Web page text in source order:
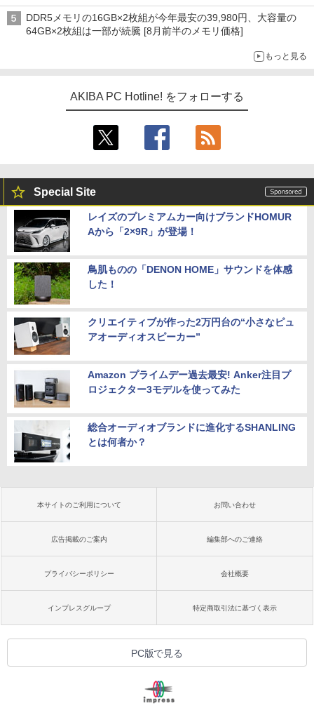
DDR5メモリの16GB×2枚組が今年最安の39,980円、大容量の
64GB×2枚組は一部が続騰 [8月前半のメモリ価格]
もっと見る
AKIBA PC Hotline! をフォローする
Special Site
レイズのプレミアムカー向けブランドHOMUR
Aから「2×9R」が登場！
鳥肌ものの「DENON HOME」サウンドを体感
した！
クリエイティブが作った2万円台の“小さなピュ
アオーディオスピーカー”
Amazon プライムデー過去最安! Anker注目プ
ロジェクター3モデルを使ってみた
総合オーディオブランドに進化するSHANLING
とは何者か？
本サイトのご利用について お問い合わせ
広告掲載のご案内 編集部へのご連絡
プライバシーポリシー 会社概要
インプレスグループ 特定商取引法に基づく表示
PC版で見る